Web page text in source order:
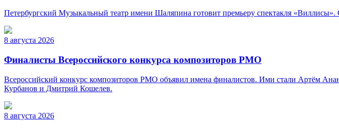
Петербургский Музыкальный театр имени Шаляпина готовит премьеру спектакля
8 августа 2026
Финалисты Всероссийского конкурса композиторов РМО
Всероссийский конкурс композиторов РМО объявил имена финалистов. Ими стали Артём
Курбанов и Дмитрий Кошелев.
8 августа 2026